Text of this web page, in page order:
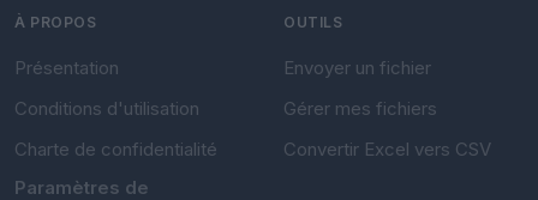
À PROPOS
Présentation
Conditions d'utilisation
Charte de confidentialité
Paramètres de
OUTILS
Envoyer un fichier
Gérer mes fichiers
Convertir Excel vers CSV